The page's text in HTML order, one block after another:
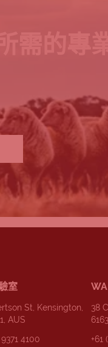
需的專
室
St, Kensington,
AUS
4100
38
+61